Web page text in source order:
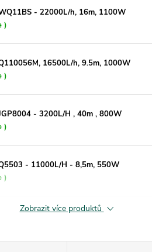
- 22000L/h, 16m, 1100W
)
16500L/h, 9.5m, 1000W
)
- 3200L/H , 40m , 800W
)
- 11000L/H - 8,5m, 550W
)
Zobrazit více produktů